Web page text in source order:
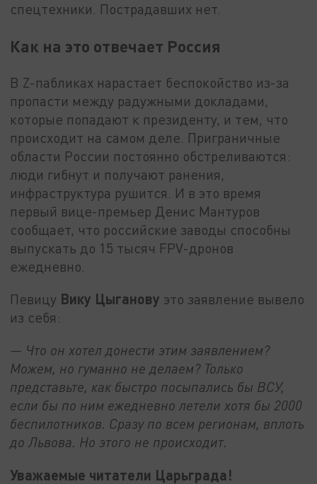
спецтехники. Пострадавших нет.
Как на это отвечает Россия
В Z-пабликах нарастает беспокойство из-за
пропасти между радужными докладами,
которые попадают к президенту, и тем, что
происходит на самом деле. Приграничные
области России постоянно обстреливаются:
люди гибнут и получают ранения,
инфраструктура рушится. И в это время
первый вице-премьер Денис Мантуров
сообщает, что российские заводы способны
выпускать до 15 тысяч FPV-дронов
ежедневно.
Певицу Вику Цыганову это заявление вывело
из себя:
— Что он хотел донести этим заявлением?
Можем, но гуманно не делаем? Только
представьте, как быстро посыпались бы ВСУ,
если бы по ним ежедневно летели хотя бы 2000
беспилотников. Сразу по всем регионам, вплоть
до Львова. Но этого не происходит.
Уважаемые читатели Царьграда!